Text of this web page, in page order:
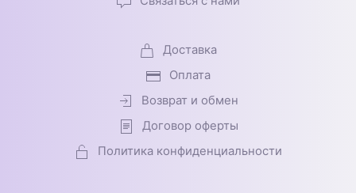
Доставка
Оплата
Возврат и обмен
Договор оферты
Политика конфиденциальности